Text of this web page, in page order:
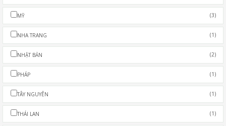
MỸ (3)
NHA TRANG (1)
NHẬT BẢN (2)
PHÁP (1)
TÂY NGUYÊN (1)
THÁI LAN (1)